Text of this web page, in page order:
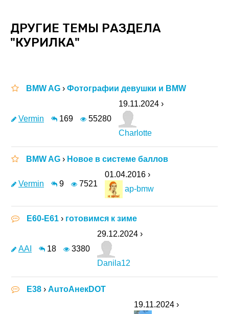
ДРУГИЕ ТЕМЫ РАЗДЕЛА
"КУРИЛКА"
BMW AG › Фотографии девушки и BMW
Vermin 169 55280
19.11.2024 ›
Charlotte
BMW AG › Новое в системе баллов
Vermin 9 7521
01.04.2016 ›
ap-bmw
E60-E61 › готовимся к зиме
AAI 18 3380
29.12.2024 ›
Danila12
E38 › АuтоАнекDOT
19.11.2024 ›